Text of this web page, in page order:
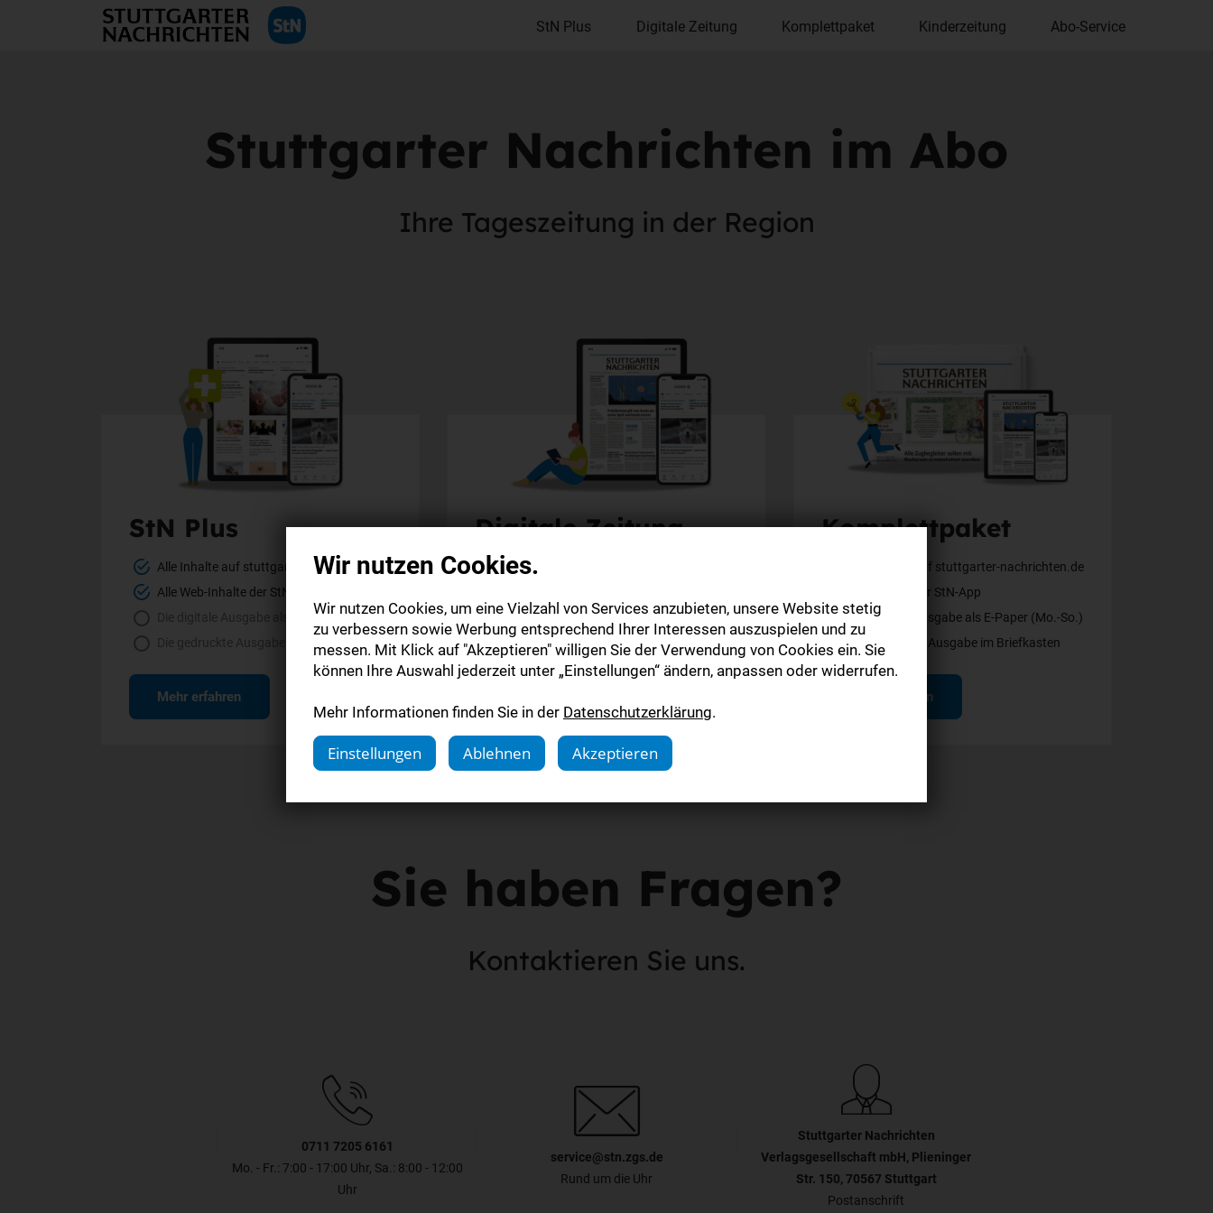
StN Plus Digitale Zeitung Komplettpaket Kinderzeitung Abo-Service
Stuttgarter Nachrichten im Abo
Ihre Tageszeitung in der Region
StN Plus
Alle Inhalte auf stuttgarter-nachrichten.de
Alle Web-Inhalte der StN-App
Die digitale Ausgabe als E-Paper (Mo.-So.)
Die gedruckte Ausgabe im Briefkasten
Mehr erfahren
Digitale Zeitung
Alle Inhalte auf stuttgarter-nachrichten.de
Die digitale Ausgabe als E-Paper (Mo.-So.)
Die gedruckte Ausgabe im Briefkasten
Komplettpaket
Alle Inhalte auf stuttgarter-nachrichten.de
Alle Inhalte der StN-App
Die digitale Ausgabe als E-Paper (Mo.-So.)
Die gedruckte Ausgabe im Briefkasten
Mehr erfahren
Sie haben Fragen?
Kontaktieren Sie uns.
0711 7205 6161
Mo. - Fr.: 7:00 - 17:00 Uhr, Sa.: 8:00 - 12:00
Uhr
service@stn.zgs.de
Rund um die Uhr
Stuttgarter Nachrichten
Verlagsgesellschaft mbH, Plieninger
Str. 150, 70567 Stuttgart
Postanschrift
Wir nutzen Cookies.
Wir nutzen Cookies, um eine Vielzahl von Services anzubieten, unsere Website stetig
zu verbessern sowie Werbung entsprechend Ihrer Interessen auszuspielen und zu
messen. Mit Klick auf "Akzeptieren" willigen Sie der Verwendung von Cookies ein. Sie
können Ihre Auswahl jederzeit unter „Einstellungen“ ändern, anpassen oder widerrufen.
Mehr Informationen finden Sie in der Datenschutzerklärung.
Einstellungen
Ablehnen Akzeptieren